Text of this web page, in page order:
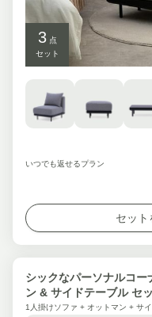
3点
セット
いつでも返せるプラン
セット
シックなパーソナルコ
ン & サイドテーブル セッ
1人掛けソファ + オットマン + サ